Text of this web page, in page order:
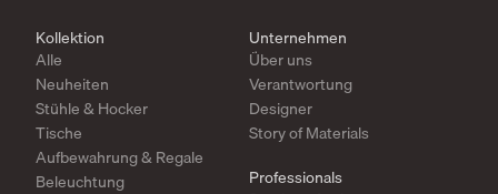
Kollektion
Alle
Neuheiten
Stühle & Hocker
Tische
Aufbewahrung & Regale
Beleuchtung
Unternehmen
Über uns
Verantwortung
Designer
Story of Materials
Professionals